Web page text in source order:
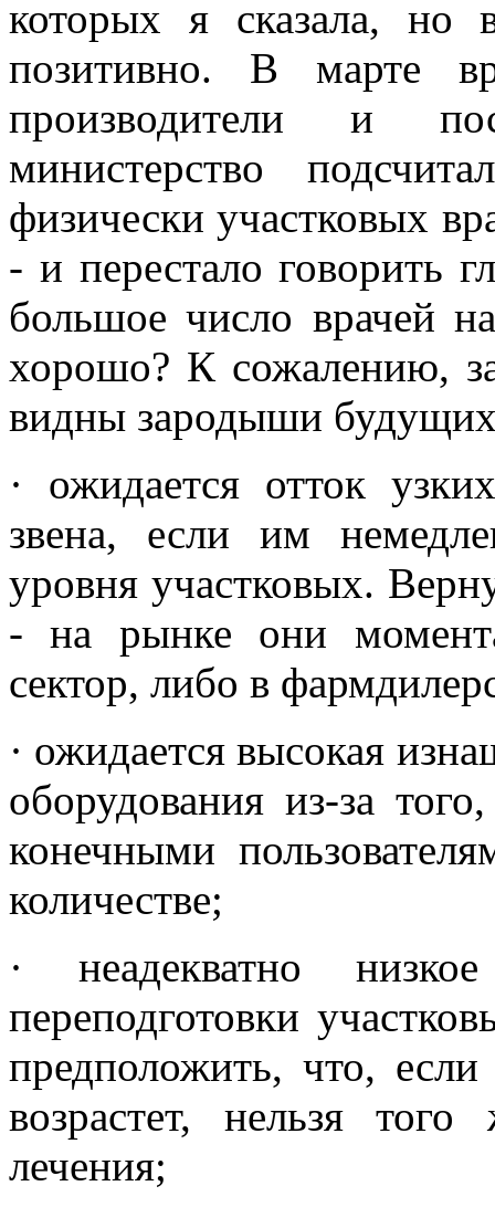
которых я сказала, но
позитивно. В марте
производители и
министерство
физически участковых
- и перестало говорить
большое число врачей
хорошо? К сожалению,
видны зародыши
· ожидается отток
звена, если им
уровня участковых.
- на рынке они
сектор, либо в
· ожидается высокая
оборудования из-за
конечными
количестве;
· неадекватно
переподготовки
предположить, что,
возрастет, нельзя
лечения;